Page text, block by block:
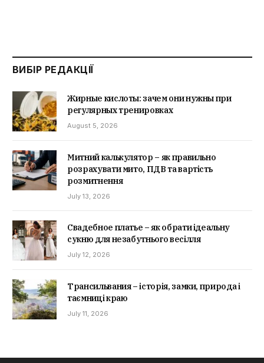
ВИБІР РЕДАКЦІЇ
Жирные кислоты: зачем они нужны при
регулярных тренировках
August 5, 2026
Митний калькулятор – як правильно
розрахувати мито, ПДВ та вартість
розмитнення
July 13, 2026
Свадебное платье – як обрати ідеальну
сукню для незабутнього весілля
July 12, 2026
Трансильвания – історія, замки, природа і
таємниці краю
July 11, 2026